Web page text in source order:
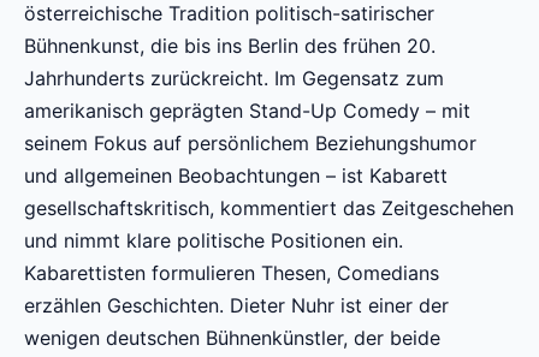
österreichische Tradition politisch-satirischer
Bühnenkunst, die bis ins Berlin des frühen 20.
Jahrhunderts zurückreicht. Im Gegensatz zum
amerikanisch geprägten Stand-Up Comedy – mit
seinem Fokus auf persönlichem Beziehungshumor
und allgemeinen Beobachtungen – ist Kabarett
gesellschaftskritisch, kommentiert das Zeitgeschehen
und nimmt klare politische Positionen ein.
Kabarettisten formulieren Thesen, Comedians
erzählen Geschichten. Dieter Nuhr ist einer der
wenigen deutschen Bühnenkünstler, der beide